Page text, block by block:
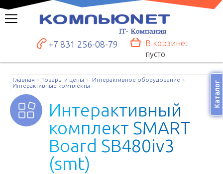
+7 831 256-08-79
В корзине:
пусто
Каталог
Главная Товары и цены
Интерактивное оборудование
Интерактивные комплекты
Интерактивный
комплект SMART
Board SB480iv3
(smt)